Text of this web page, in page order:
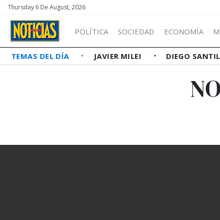
Thursday 6 De August, 2026
POLÍTICA SOCIEDAD ECONOMÍA
TEMAS DEL DÍA JAVIER MILEI DIEGO